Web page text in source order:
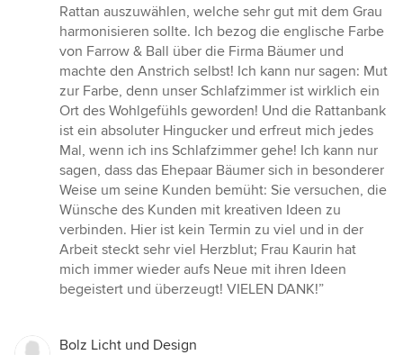
Rattan auszuwählen, welche sehr gut mit dem Grau
harmonisieren sollte. Ich bezog die englische Farbe
von Farrow & Ball über die Firma Bäumer und
machte den Anstrich selbst! Ich kann nur sagen: Mut
zur Farbe, denn unser Schlafzimmer ist wirklich ein
Ort des Wohlgefühls geworden! Und die Rattanbank
ist ein absoluter Hingucker und erfreut mich jedes
Mal, wenn ich ins Schlafzimmer gehe! Ich kann nur
sagen, dass das Ehepaar Bäumer sich in besonderer
Weise um seine Kunden bemüht: Sie versuchen, die
Wünsche des Kunden mit kreativen Ideen zu
verbinden. Hier ist kein Termin zu viel und in der
Arbeit steckt sehr viel Herzblut; Frau Kaurin hat
mich immer wieder aufs Neue mit ihren Ideen
begeistert und überzeugt! VIELEN DANK!”
Bolz Licht und Design